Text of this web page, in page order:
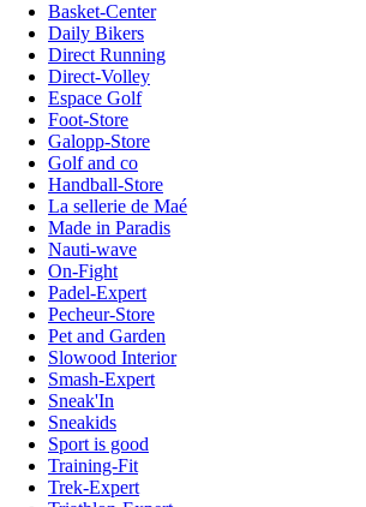
Basket-Center
Daily Bikers
Direct Running
Direct-Volley
Espace Golf
Foot-Store
Galopp-Store
Golf and co
Handball-Store
La sellerie de Maé
Made in Paradis
Nauti-wave
On-Fight
Padel-Expert
Pecheur-Store
Pet and Garden
Slowood Interior
Smash-Expert
Sneak'In
Sneakids
Sport is good
Training-Fit
Trek-Expert